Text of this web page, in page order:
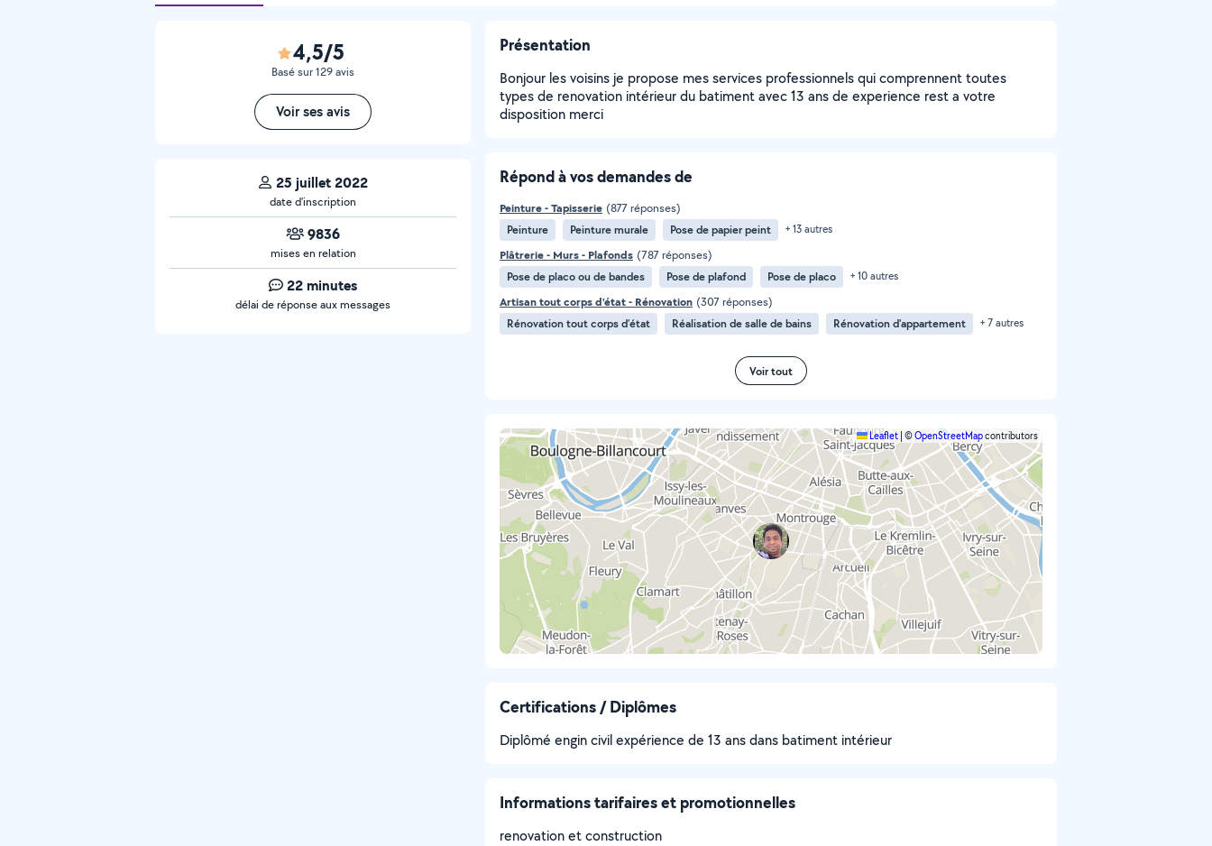
4,5/5
Basé sur 129 avis
Voir ses avis
25 juillet 2022
date d’inscription
9836
mises en relation
22 minutes
délai de réponse aux messages
Présentation
Bonjour les voisins je propose mes services professionnels qui comprennent toutes
types de renovation intérieur du batiment avec 13 ans de experience rest a votre
disposition merci
Répond à vos demandes de
Peinture - Tapisserie (877 réponses)
Peinture
Peinture murale Pose de papier peint + 13 autres
Plâtrerie - Murs - Plafonds (787 réponses)
Pose de placo ou de bandes
Pose de plafond Pose de placo + 10 autres
Artisan tout corps d'état - Rénovation (307 réponses)
Rénovation tout corps d’état
Réalisation de salle de bains Rénovation d'appartement + 7 autres
Voir tout
Leaflet ©OpenStreetMapcontributors
Certifications / Diplômes
Diplômé engin civil expérience de 13 ans dans batiment intérieur
Informations tarifaires et promotionnelles
renovation et construction